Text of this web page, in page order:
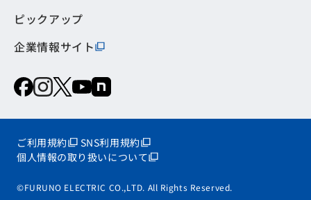
ピックアップ
企業情報サイト
ご利用規約
SNS利用規約
個人情報の取り扱いについて
©FURUNO ELECTRIC CO.,LTD. All Rights Reserved.